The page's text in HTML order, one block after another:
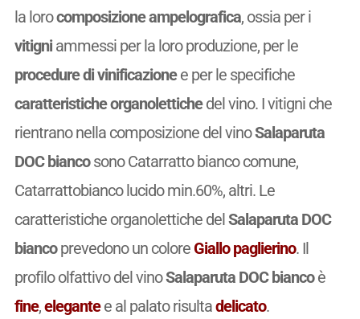
la lorocomposizione ampelografica, ossia per i
vitigniammessi per la loro produzione, per le
procedure di vinificazionee per le specifiche
caratteristiche organolettichedel vino. I vitigni che
rientrano nella composizione del vinoSalaparuta
DOC biancosono Catarratto bianco comune,
Catarrattobianco lucido min.60%, altri. Le
caratteristiche organolettiche delSalaparuta DOC
biancoprevedono un colore Giallo paglierino. Il
profilo olfattivo del vinoSalaparuta DOC biancoè
fine,elegantee al palato risultadelicato.